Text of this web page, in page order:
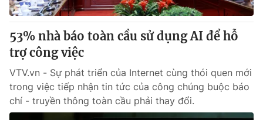
53% nhà báo toàn cầu sử dụng AI để hỗ
trợ công việc
VTV.vn - Sự phát triển của Internet cùng thói quen mới
trong việc tiếp nhận tin tức của công chúng buộc báo
chí - truyền thông toàn cầu phải thay đổi.